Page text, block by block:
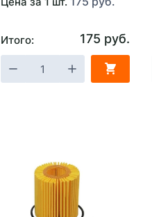
Итого: 175 руб.